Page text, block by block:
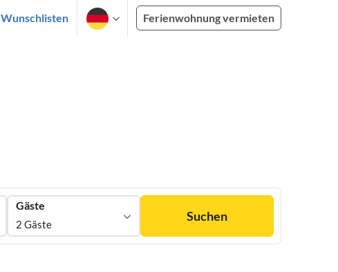
Wunschlisten Ferienwohnung vermieten
Gäste
2 Gäste
Suchen